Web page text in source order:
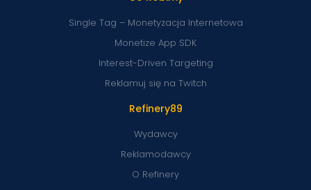
Refinery89
Wydawcy
Reklamodawcy
O Refinery
Single Tag – Monetyzacja Internetowa
Monetize App SDK
Interest-Driven Targeting
Reklamuj się na Twitch